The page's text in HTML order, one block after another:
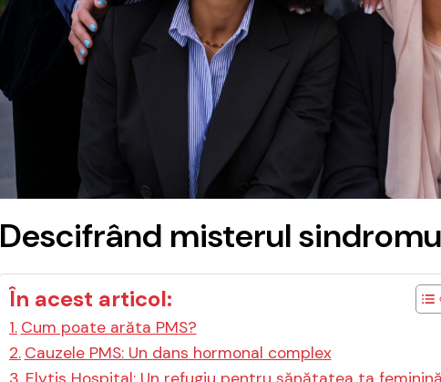
Descifrând misterul
În acest articol:
Cum poate arăta PMS?
Cauzele PMS: Un dans hormonal complex